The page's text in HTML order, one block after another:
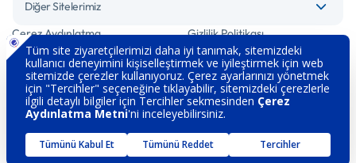
Diğer Sitelerimiz
Çerez Aydınlatma
Gizlilik Politikası
Bilgi Toplumu Hizmetleri Engelsiz Bankacılık
Kişisel Verilerin Korunması Güvenlik
İletişim Hakkımızda
Sözleşme ve Formlar